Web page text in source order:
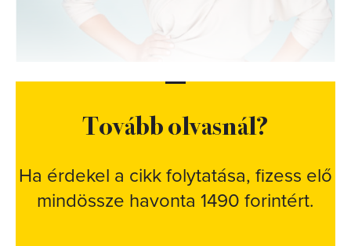
Tovább olvasnál?
Ha érdekel a cikk folytatása, fizess elő
mindössze havonta 1490 forintért.